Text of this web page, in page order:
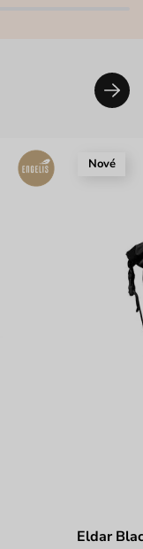
Nové
Eldar